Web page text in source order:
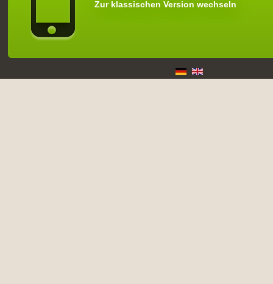
Zur klassischen Version wechseln